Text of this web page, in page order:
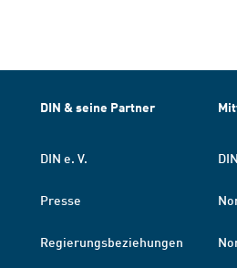
DIN & seine Partner
DIN e. V.
Presse
Regierungsbeziehungen